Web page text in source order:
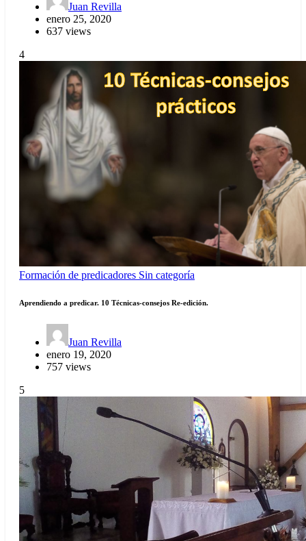
Juan Revilla
enero 25, 2020
637 views
4
Formación de predicadores Sin categoría
Aprendiendo a predicar. 10 Técnicas-consejos Re-edición.
Juan Revilla
enero 19, 2020
757 views
5